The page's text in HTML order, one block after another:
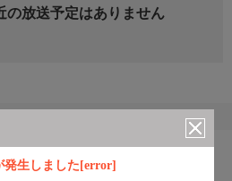
発生しました[error]
の放送予定はありません
番組